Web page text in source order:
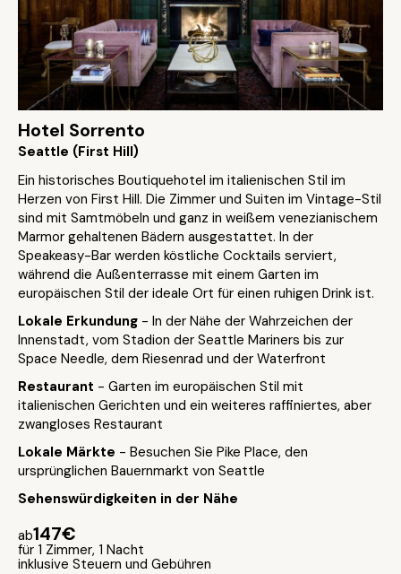
Hotel Sorrento
Seattle (First Hill)
Ein historisches Boutiquehotel im italienischen Stil im
Herzen von First Hill. Die Zimmer und Suiten im Vintage-Stil
sind mit Samtmöbeln und ganz in weißem venezianischem
Marmor gehaltenen Bädern ausgestattet. In der
Speakeasy-Bar werden köstliche Cocktails serviert,
während die Außenterrasse mit einem Garten im
europäischen Stil der ideale Ort für einen ruhigen Drink ist.
Lokale Erkundung - In der Nähe der Wahrzeichen der
Innenstadt, vom Stadion der Seattle Mariners bis zur
Space Needle, dem Riesenrad und der Waterfront
Restaurant - Garten im europäischen Stil mit
italienischen Gerichten und ein weiteres raffiniertes, aber
zwangloses Restaurant
Lokale Märkte - Besuchen Sie Pike Place, den
ursprünglichen Bauernmarkt von Seattle
Sehenswürdigkeiten in der Nähe
ab147€
für 1 Zimmer, 1 Nacht
inklusive Steuern und Gebühren